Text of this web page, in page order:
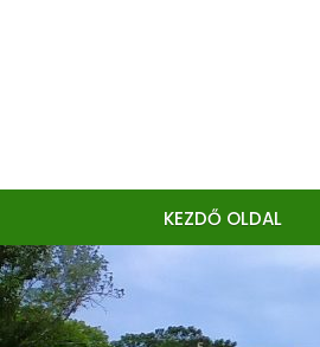
KEZDŐ OLDAL